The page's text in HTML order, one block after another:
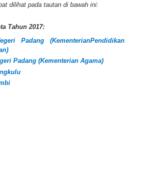
dilihat pada tautan di bawah ini:
Tahun 2017:
Padang (KementerianPendidikan
Padang (Kementerian Agama)